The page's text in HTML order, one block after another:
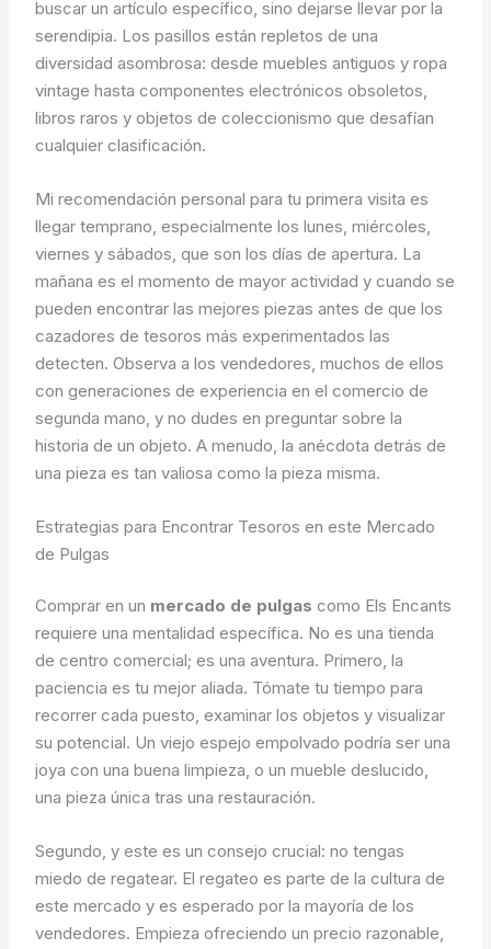
buscar un artículo específico, sino dejarse llevar por la
serendipia. Los pasillos están repletos de una
diversidad asombrosa: desde muebles antiguos y ropa
vintage hasta componentes electrónicos obsoletos,
libros raros y objetos de coleccionismo que desafían
cualquier clasificación.
Mi recomendación personal para tu primera visita es
llegar temprano, especialmente los lunes, miércoles,
viernes y sábados, que son los días de apertura. La
mañana es el momento de mayor actividad y cuando se
pueden encontrar las mejores piezas antes de que los
cazadores de tesoros más experimentados las
detecten. Observa a los vendedores, muchos de ellos
con generaciones de experiencia en el comercio de
segunda mano, y no dudes en preguntar sobre la
historia de un objeto. A menudo, la anécdota detrás de
una pieza es tan valiosa como la pieza misma.
Estrategias para Encontrar Tesoros en este Mercado
de Pulgas
Comprar en un mercado de pulgas como Els Encants
requiere una mentalidad específica. No es una tienda
de centro comercial; es una aventura. Primero, la
paciencia es tu mejor aliada. Tómate tu tiempo para
recorrer cada puesto, examinar los objetos y visualizar
su potencial. Un viejo espejo empolvado podría ser una
joya con una buena limpieza, o un mueble deslucido,
una pieza única tras una restauración.
Segundo, y este es un consejo crucial: no tengas
miedo de regatear. El regateo es parte de la cultura de
este mercado y es esperado por la mayoría de los
vendedores. Empieza ofreciendo un precio razonable,